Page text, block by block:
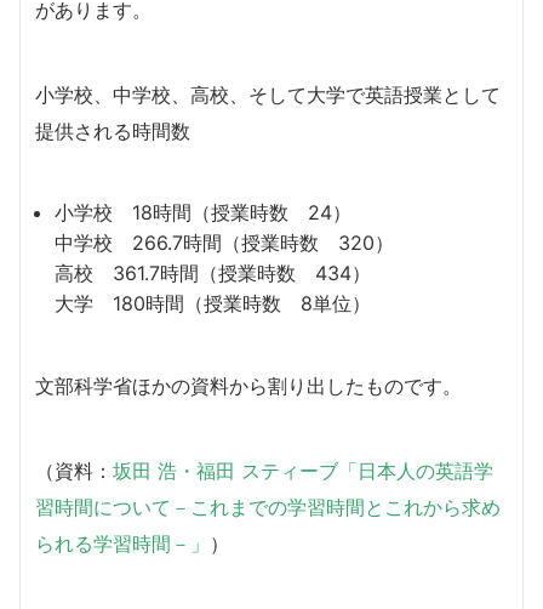
があります。
小学校、中学校、高校、そして大学で英語授業として
提供される時間数
小学校 18時間（授業時数 24）
中学校 266.7時間（授業時数 320）
高校 361.7時間（授業時数 434）
大学 180時間（授業時数 8単位）
文部科学省ほかの資料から割り出したものです。
（資料： 坂田 浩・福田 スティーブ「日本人の英語学
習時間について－これまでの学習時間とこれから求め
られる学習時間－」 ）